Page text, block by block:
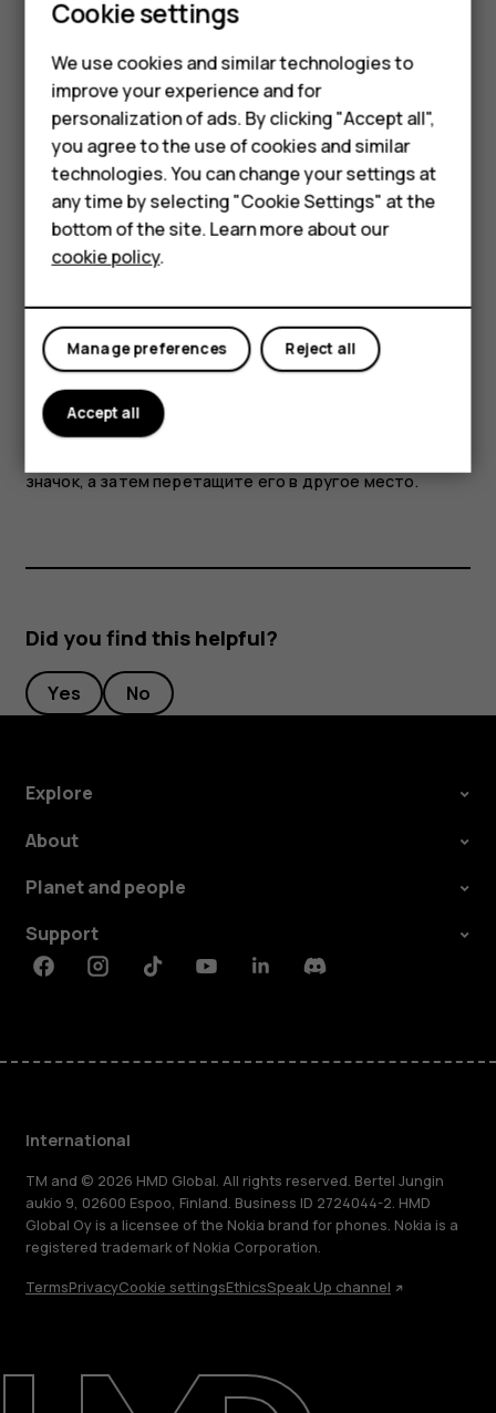
Smartphones
Feature phones
Phones for kids
Accessories
HMD Terra M
For business
Tablets
Repair, reuse, recycle
Sustainability
его, или провести пальцем, чтобы закрыть.
Использование значков быстрой настройки
Чтобы активировать функции, нажимайте значки
быстрой настройки на панели уведомлений. Для
отображения дополнительных значков, потяните
меню вниз.
Чтобы изменить порядок отображения значков,
значок, а затем перетащите его в другое место.
Did you find this helpful?
Yes No
Explore
About
Planet and people
Support
FacebookInstagramTiktokYoutubeLinkedinDiscord
International
TM and © 2026 HMD Global. All rights reserved. Bertel Jungin
aukio 9, 02600 Espoo, Finland. Business ID 2724044-2. HMD
Global Oy is a licensee of the Nokia brand for phones. Nokia is a
registered trademark of Nokia Corporation.
TermsPrivacyCookie settingsEthicsSpeak Up channel
Cookie settings
We use cookies and similar technologies to
improve your experience and for
personalization of ads. By clicking "Accept all",
you agree to the use of cookies and similar
technologies. You can change your settings at
any time by selecting "Cookie Settings" at the
bottom of the site. Learn more about our
cookie policy.
Reject all
Manage preferences
Accept all